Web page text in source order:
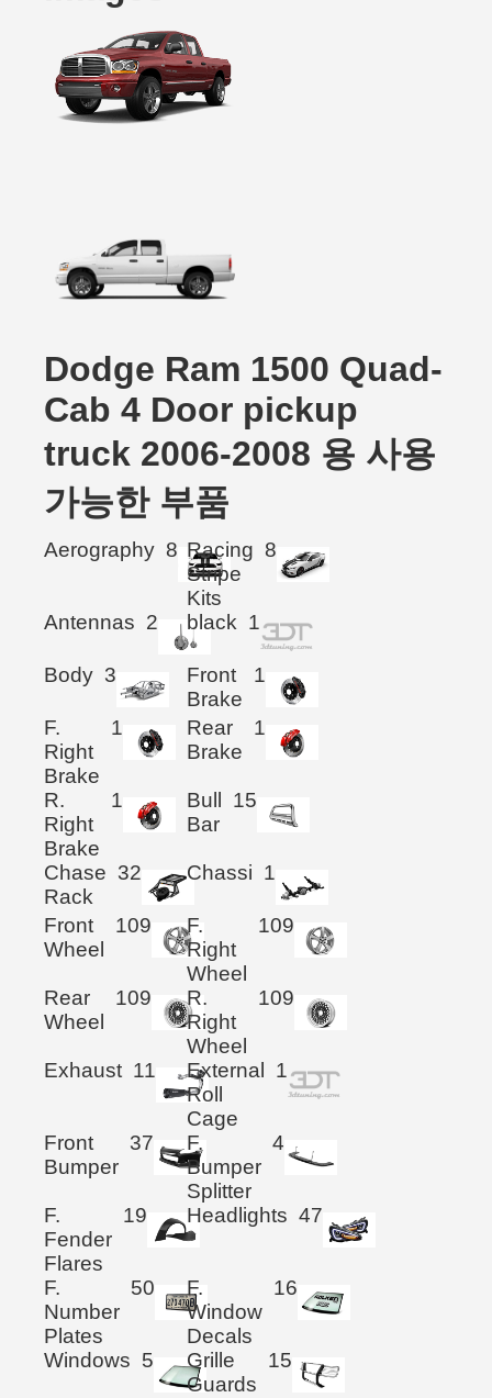
Dodge Ram 1500 Quad-
Cab 4 Door pickup
truck 2006-2008 용 사용
가능한 부품
Aerography 8 Racing
Stripe
Kits
8
Antennas 2 black 1
Body 3
Front
Brake
1
F.
Right
Brake
1
Rear
Brake
1
R.
Right
Brake
1
Bull
Bar
15
Chase
Rack
32 Chassi 1
Front
Wheel
109
F.
Right
Wheel
109
Rear
Wheel
109
R.
Right
Wheel
109
Exhaust 11
External
Roll
Cage
1
Front
Bumper
37
F.
Bumper
Splitter
4
F.
Fender
Flares
19 Headlights 47
F.
Number
Plates
50
F.
Window
Decals
16
Windows 5
Grille
Guards
15